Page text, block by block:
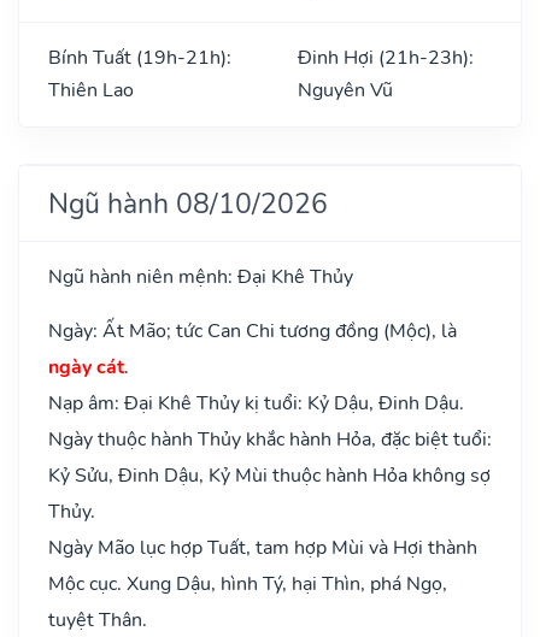
Bính Tuất (19h-21h):
Thiên Lao
Đinh Hợi (21h-23h):
Nguyên Vũ
Ngũ hành 08/10/2026
Ngũ hành niên mệnh: Đại Khê Thủy
Ngày: Ất Mão; tức Can Chi tương đồng (Mộc), là
ngày cát.
Nạp âm: Đại Khê Thủy kị tuổi: Kỷ Dậu, Đinh Dậu.
Ngày thuộc hành Thủy khắc hành Hỏa, đặc biệt tuổi:
Kỷ Sửu, Đinh Dậu, Kỷ Mùi thuộc hành Hỏa không sợ
Thủy.
Ngày Mão lục hợp Tuất, tam hợp Mùi và Hợi thành
Mộc cục. Xung Dậu, hình Tý, hại Thìn, phá Ngọ,
tuyệt Thân.